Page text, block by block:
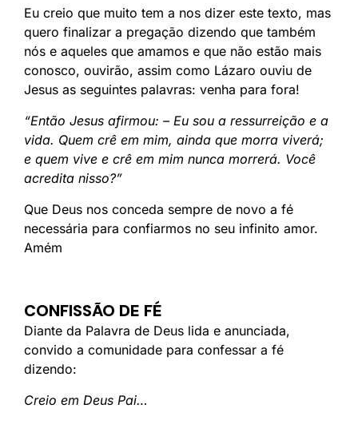
Eu creio que muito tem a nos dizer este texto, mas
quero finalizar a pregação dizendo que também
nós e aqueles que amamos e que não estão mais
conosco, ouvirão, assim como Lázaro ouviu de
Jesus as seguintes palavras: venha para fora!
“Então Jesus afirmou: – Eu sou a ressurreição e a
vida. Quem crê em mim, ainda que morra viverá;
e quem vive e crê em mim nunca morrerá. Você
acredita nisso?”
Que Deus nos conceda sempre de novo a fé
necessária para confiarmos no seu infinito amor.
Amém
CONFISSÃO DE FÉ
Diante da Palavra de Deus lida e anunciada,
convido a comunidade para confessar a fé
dizendo:
Creio em Deus Pai…